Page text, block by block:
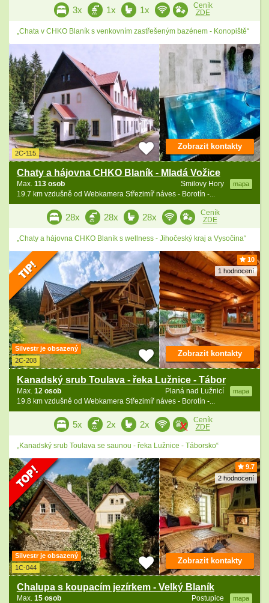
3x 1x 1x
Ceník
ZDE
„Chata v CHKO Blaník s venkovním zastřešeným bazénem - Konopiště“
2C-115
Chaty a hájovna CHKO Blaník - Mladá Vožice
Smilovy Hory mapa
Max. 113 osob
19.7 km vzdušně od Webkamera Střezimíř náves - Borotín -...
Zobrazit kontakty
28x 28x 28x
Ceník
ZDE
„Chaty a hájovna CHKO Blaník s wellness - Jihočeský kraj a Vysočina“
10
1 hodnocení
Silvestr je obsazený
2C-208
Kanadský srub Toulava - řeka Lužnice - Tábor
Planá nad Lužnicí mapa
Max. 12 osob
19.8 km vzdušně od Webkamera Střezimíř náves - Borotín -...
Zobrazit kontakty
5x 2x 2x
Ceník
ZDE
„Kanadský srub Toulava se saunou - řeka Lužnice - Táborsko“
9.7
2 hodnocení
Silvestr je obsazený
1C-044
Chalupa s koupacím jezírkem - Velký Blaník
Postupice mapa
Max. 15 osob
Zobrazit kontakty